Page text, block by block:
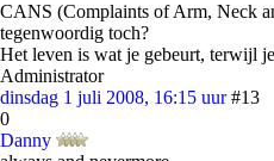
CANS (Complaints of Arm, Neck
tegenwoordig toch?
Het leven is wat je gebeurt, terwijl
Administrator
dinsdag 1 juli 2008, 16:15 uur #13
0
Danny